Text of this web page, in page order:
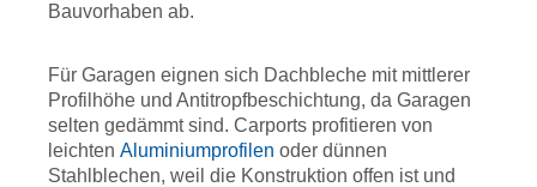
Bauvorhaben ab.
Für Garagen eignen sich Dachbleche mit mittlerer
Profilhöhe und Antitropfbeschichtung, da Garagen
selten gedämmt sind. Carports profitieren von
leichten Aluminiumprofilen oder dünnen
Stahlblechen, weil die Konstruktion offen ist und